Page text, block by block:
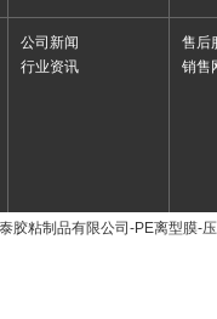
公司新闻
行业资讯
售后
销售
胶粘制品有限公司-PE离型膜-